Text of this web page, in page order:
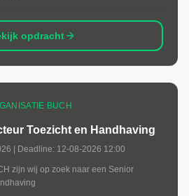
opdracht
BUCH
Toezicht en Handhaving
| Deadline: 12-08-2026 12:00
zijn wij op zoek naar een Senior